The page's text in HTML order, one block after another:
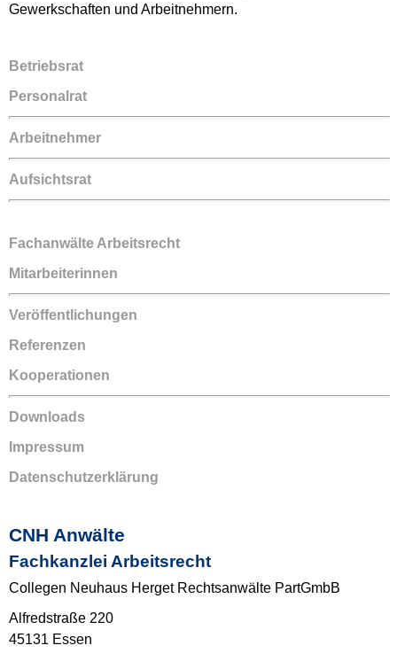
Gewerkschaften und Arbeitnehmern.
Betriebsrat
Personalrat
Arbeitnehmer
Aufsichtsrat
Fachanwälte Arbeitsrecht
Mitarbeiterinnen
Veröffentlichungen
Referenzen
Kooperationen
Downloads
Impressum
Datenschutzerklärung
CNH Anwälte
Fachkanzlei Arbeitsrecht
Collegen Neuhaus Herget Rechtsanwälte PartGmbB
Alfredstraße 220
45131 Essen